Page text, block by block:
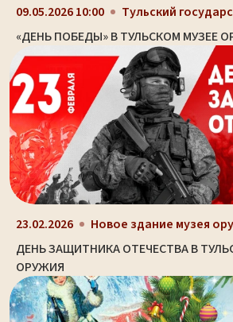
09.05.2026 10:00
«ДЕНЬ ПОБЕДЫ» В ТУЛЬСКОМ МУЗЕЕ
23.02.2026
ДЕНЬ ЗАЩИТНИКА ОТЕЧЕСТВА В
ОРУЖИЯ